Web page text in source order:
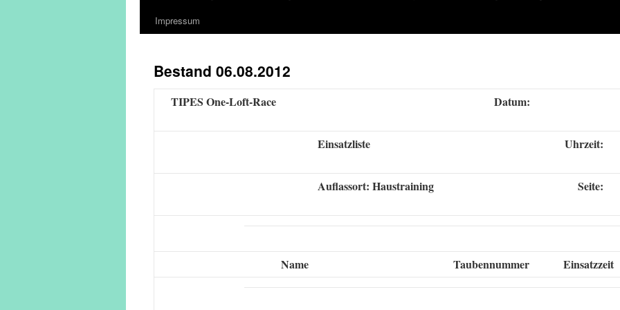
Impressum
Bestand 06.08.2012
TIPES One-Loft-Race Datum:
Einsatzliste Uhrzeit:
Auflassort: Haustraining Seite:
Name Taubennummer Einsatzzeit